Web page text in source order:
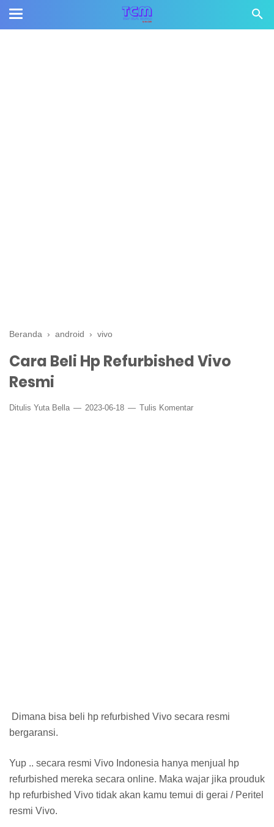
Beranda › android › vivo
Cara Beli Hp Refurbished Vivo
Resmi
Ditulis Yuta Bella 2023-06-18 Tulis Komentar
Dimana bisa beli hp refurbished Vivo secara resmi
bergaransi.
Yup .. secara resmi Vivo Indonesia hanya menjual hp
refurbished mereka secara online. Maka wajar jika prouduk
hp refurbished Vivo tidak akan kamu temui di gerai / Peritel
resmi Vivo.